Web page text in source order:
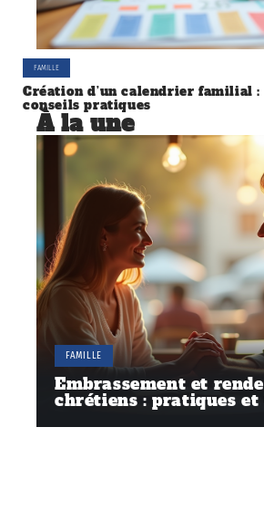
FAMILLE
Création d’un calendrier familial :
conseils pratiques
À la une
FAMILLE
Embrassement et
chrétiens : pratiques